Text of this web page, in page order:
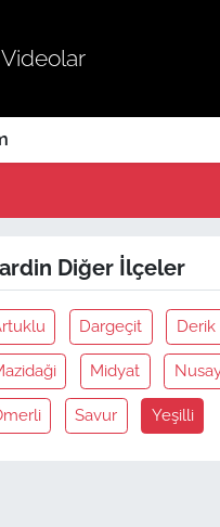
Videolar
Diğer İlçeler
Dargeçit Derik
Midyat
Savur Yeşilli